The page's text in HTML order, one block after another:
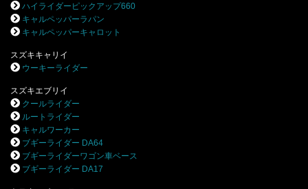
ハイライダーピックアップ660
キャルペッパーラパン
キャルペッパーキャロット
スズキキャリイ
ウーキーライダー
スズキエブリイ
クールライダー
ルートライダー
キャルワーカー
ブギーライダー DA64
ブギーライダーワゴン車ベース
ブギーライダー DA17